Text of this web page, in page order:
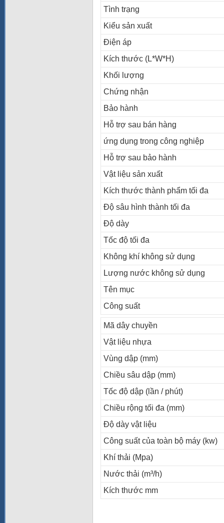
Tình trạng
Kiểu sản xuất
Điện áp
Kích thước (L*W*H)
Khối lượng
Chứng nhận
Bảo hành
Hỗ trợ sau bán hàng
ứng dụng trong công nghiệp
Hỗ trợ sau bảo hành
Vật liệu sản xuất
Kích thước thành phẩm tối đa
Độ sâu hình thành tối đa
Độ dày
Tốc độ tối đa
Không khí không sử dụng
Lượng nước không sử dụng
Tên mục
Công suất
Mã dây chuyền
Vật liệu nhựa
Vùng dập (mm)
Chiều sâu dập (mm)
Tốc độ dập (lần / phút)
Chiều rộng tối đa (mm)
Độ dày vật liệu
Công suất của toàn bộ máy (kw)
Khí thải (Mpa)
Nước thải (m³/h)
Kích thước mm